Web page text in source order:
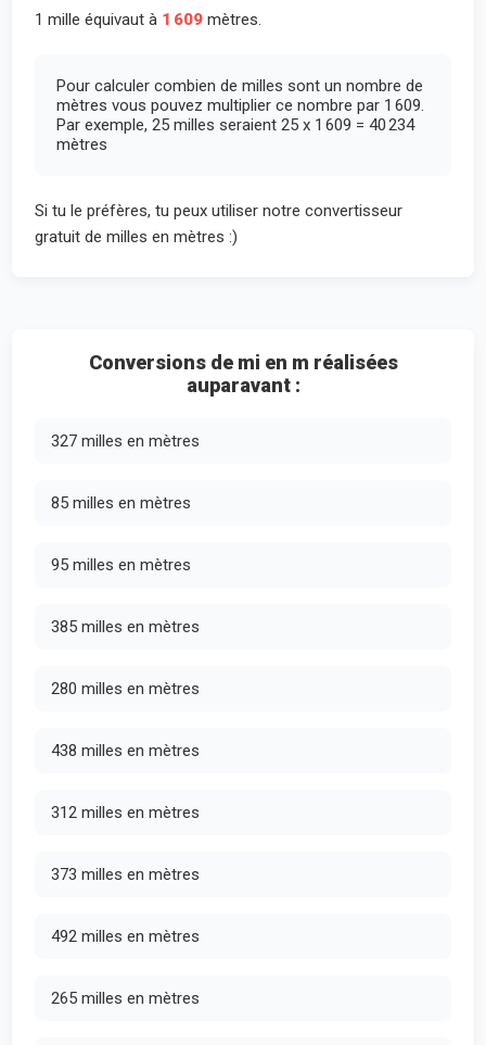
1 mille équivaut à 1 609 mètres.
Pour calculer combien de milles sont un nombre de
mètres vous pouvez multiplier ce nombre par 1 609.
Par exemple, 25 milles seraient 25 x 1 609 = 40 234
mètres
Si tu le préfères, tu peux utiliser notre convertisseur
gratuit de milles en mètres :)
Conversions de mi en m réalisées
auparavant :
327 milles en mètres
85 milles en mètres
95 milles en mètres
385 milles en mètres
280 milles en mètres
438 milles en mètres
312 milles en mètres
373 milles en mètres
492 milles en mètres
265 milles en mètres